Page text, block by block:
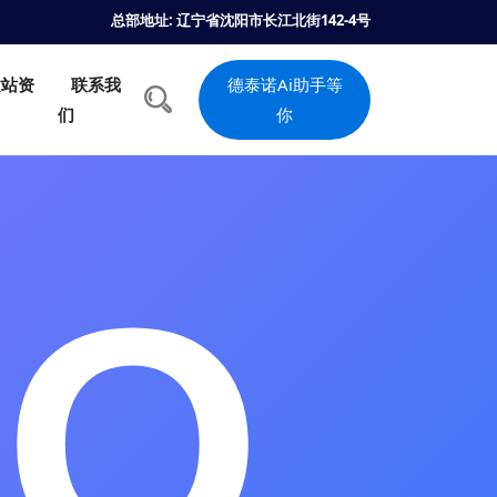
总部地址: 辽宁省沈阳市长江北街142-4号
资
联系我
们
德泰诺Ai助手等
你